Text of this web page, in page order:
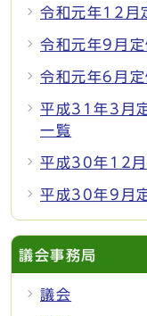
令和元年12月
令和元年9月
令和元年6月
平成31年3月
一覧
平成30年12月
平成30年9月
議会事務局
議会